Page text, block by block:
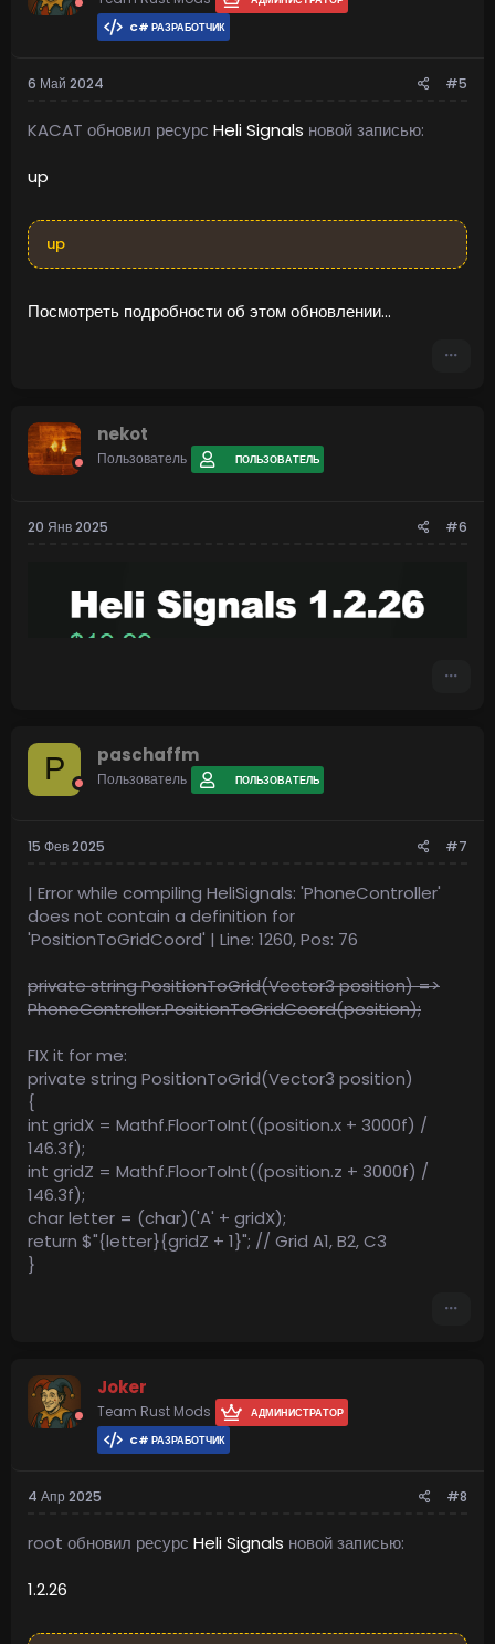
C# РАЗРАБОТЧИК
6 Май 2024 #5
KACAT обновил ресурс Heli Signals новой записью:
up
up
Посмотреть подробности об этом обновлении...
nekot
Пользователь ПОЛЬЗОВАТЕЛЬ
20 Янв 2025 #6
P paschaffm
Пользователь ПОЛЬЗОВАТЕЛЬ
15 Фев 2025 #7
| Error while compiling HeliSignals: 'PhoneController'
does not contain a definition for
'PositionToGridCoord' | Line: 1260, Pos: 76
private string PositionToGrid(Vector3 position) =>
PhoneController.PositionToGridCoord(position);
FIX it for me:
private string PositionToGrid(Vector3 position)
{
int gridX = Mathf.FloorToInt((position.x + 3000f) /
146.3f);
int gridZ = Mathf.FloorToInt((position.z + 3000f) /
146.3f);
char letter = (char)('A' + gridX);
return $"{letter}{gridZ + 1}"; // Grid A1, B2, C3
}
Joker
Team Rust Mods
АДМИНИСТРАТОР
C# РАЗРАБОТЧИК
4 Апр 2025 #8
root обновил ресурс Heli Signals новой записью:
1.2.26